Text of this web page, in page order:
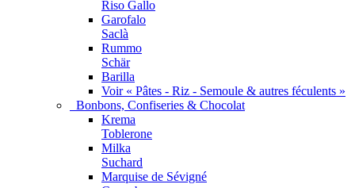
Riso Gallo
Garofalo
Saclà
Rummo
Schär
Barilla
Voir « Pâtes - Riz - Semoule & autres féculents »
Bonbons, Confiseries & Chocolat
Krema
Toblerone
Milka
Suchard
Marquise de Sévigné